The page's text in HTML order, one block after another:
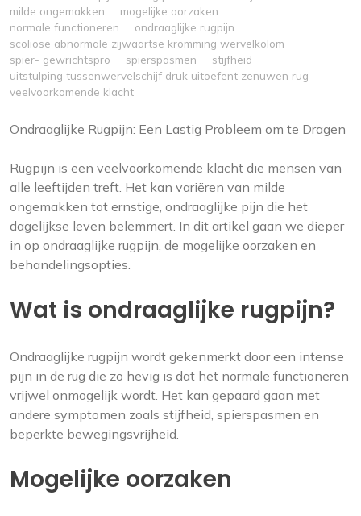
milde ongemakken
mogelijke oorzaken
normale functioneren
ondraaglijke rugpijn
scoliose abnormale zijwaartse kromming wervelkolom
spier- gewrichtspro
spierspasmen
stijfheid
uitstulping tussenwervelschijf druk uitoefent zenuwen rug
veelvoorkomende klacht
Ondraaglijke Rugpijn: Een Lastig Probleem om te Dragen
Rugpijn is een veelvoorkomende klacht die mensen van
alle leeftijden treft. Het kan variëren van milde
ongemakken tot ernstige, ondraaglijke pijn die het
dagelijkse leven belemmert. In dit artikel gaan we dieper
in op ondraaglijke rugpijn, de mogelijke oorzaken en
behandelingsopties.
Wat is ondraaglijke rugpijn?
Ondraaglijke rugpijn wordt gekenmerkt door een intense
pijn in de rug die zo hevig is dat het normale functioneren
vrijwel onmogelijk wordt. Het kan gepaard gaan met
andere symptomen zoals stijfheid, spierspasmen en
beperkte bewegingsvrijheid.
Mogelijke oorzaken